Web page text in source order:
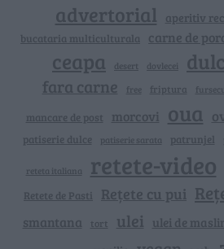
advertorial aperitiv
bucataria multiculturala carne de
ceapa desert dovlecei
fara carne free friptura
mancare de post morcovi oua
patiserie dulce patiserie sarata patrunjel
reteta italiana retete-video
Retete de Pasti Rețete cu pui
smantana tort ulei ulei de